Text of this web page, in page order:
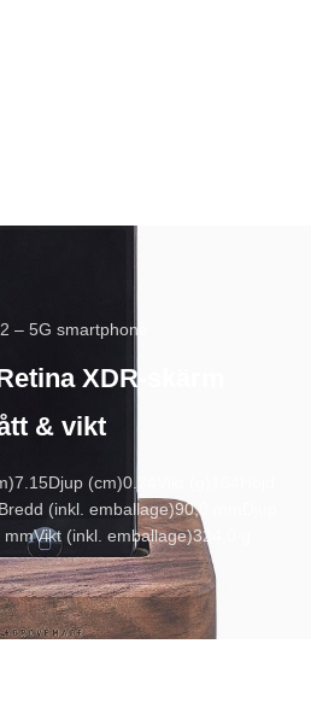
– 5G smartphone
XDR-skärm
& vikt
7.15Djup (cm)0.74
Bredd (inkl. emballage)90,0 mm
mmVikt (inkl. emballage)324,0 g